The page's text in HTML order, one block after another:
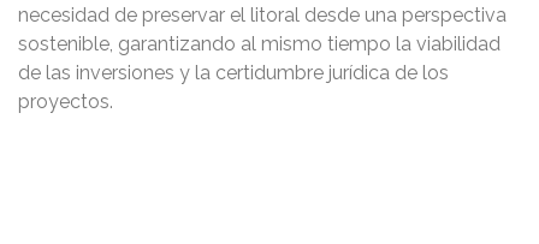
necesidad de preservar el litoral desde una perspectiva
sostenible, garantizando al mismo tiempo la viabilidad
de las inversiones y la certidumbre jurídica de los
proyectos.